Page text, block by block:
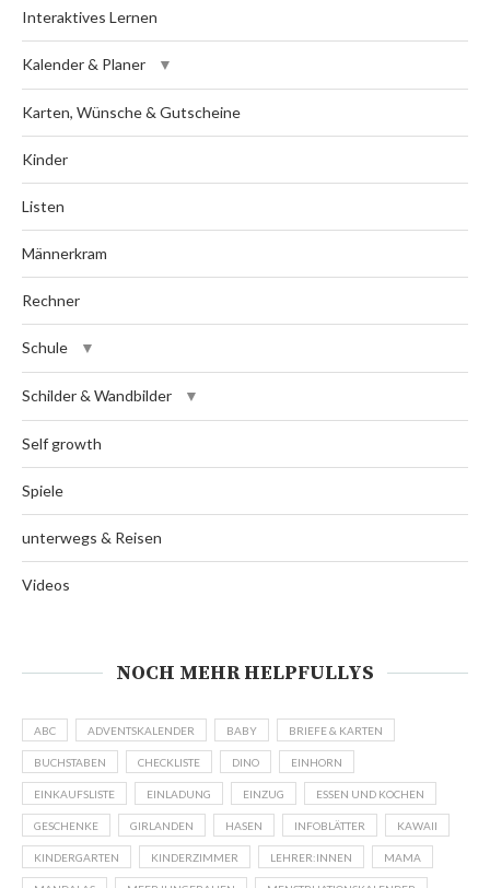
Interaktives Lernen
Kalender & Planer
Karten, Wünsche & Gutscheine
Kinder
Listen
Männerkram
Rechner
Schule
Schilder & Wandbilder
Self growth
Spiele
unterwegs & Reisen
Videos
NOCH MEHR HELPFULLYS
ABC ADVENTSKALENDER BABY BRIEFE & KARTEN
BUCHSTABEN CHECKLISTE DINO EINHORN
EINKAUFSLISTE EINLADUNG EINZUG ESSEN UND KOCHEN
GESCHENKE GIRLANDEN HASEN INFOBLÄTTER KAWAII
KINDERGARTEN KINDERZIMMER LEHRER:INNEN MAMA